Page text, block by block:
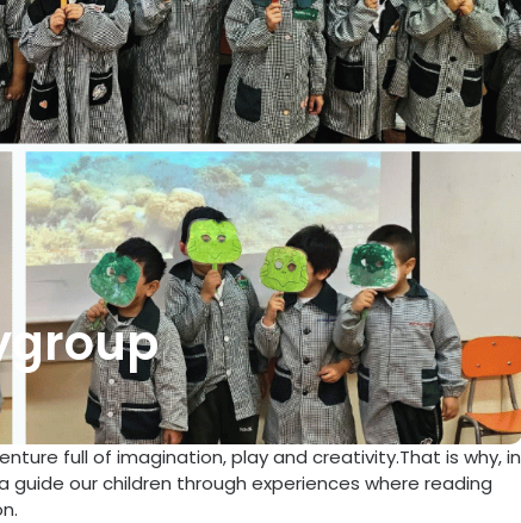
full of imagination, play and creativity.That is why, in
our children through experiences where reading